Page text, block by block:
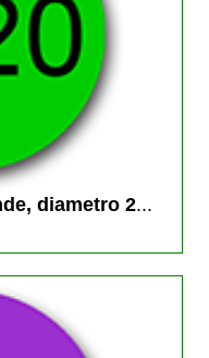
diametro 2...